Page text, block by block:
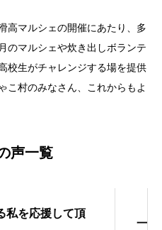
高マルシェの開催にあたり、多
のマルシェや炊き出しボランテ
校生がチャレンジする場を提供
こ村のみなさん、これからもよ
声一覧
発という新たな挑戦をしまし